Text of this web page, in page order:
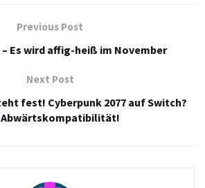
Previous Post
– Es wird affig-heiß im November
Next Post
fest! Cyberpunk 2077 auf Switch?
Abwärtskompatibilität!